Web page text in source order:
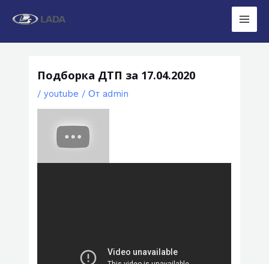
Main
Подборка ДТП за 17.04.2020
/youtube / От admin